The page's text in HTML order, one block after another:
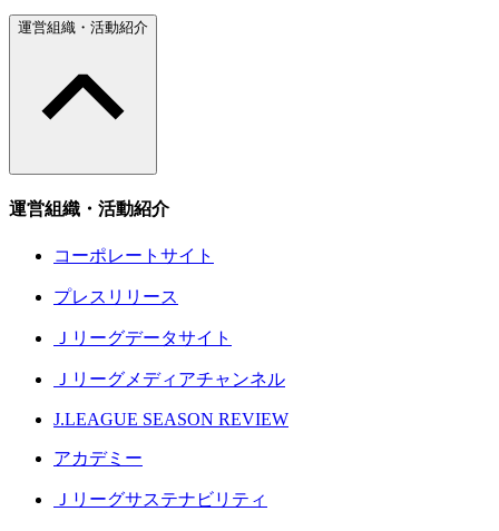
運営組織・活動紹介
運営組織・活動紹介
コーポレートサイト
プレスリリース
Ｊリーグデータサイト
Ｊリーグメディアチャンネル
J.LEAGUE SEASON REVIEW
アカデミー
Ｊリーグサステナビリティ